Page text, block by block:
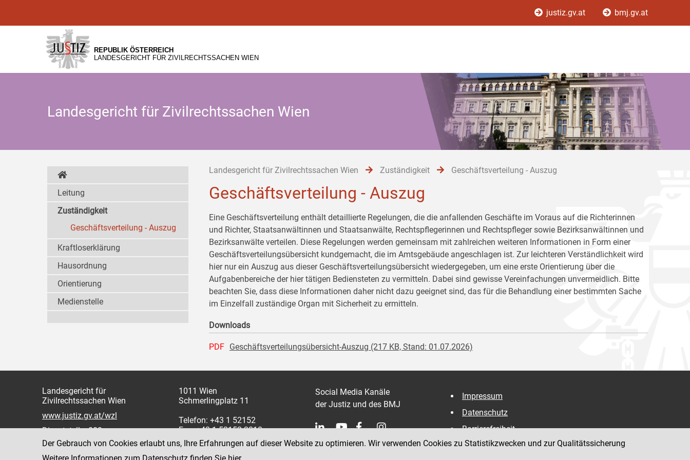
[1]
[2]
[3]
justiz.gv.at bmj.gv.at
REPUBLIK ÖSTERREICH
LANDESGERICHT FÜR ZIVILRECHTSSACHEN WIEN
Landesgericht für Zivilrechtssachen Wien
Landesgericht für Zivilrechtssachen Wien Zuständigkeit Geschäftsverteilung - Auszug
Geschäftsverteilung - Auszug
Eine Geschäftsverteilung enthält detaillierte Regelungen, die die anfallenden Geschäfte im Voraus auf die Richterinnen
und Richter, Staatsanwältinnen und Staatsanwälte, Rechtspflegerinnen und Rechtspfleger sowie Bezirksanwältinnen und
Bezirksanwälte verteilen. Diese Regelungen werden gemeinsam mit zahlreichen weiteren Informationen in Form einer
Geschäftsverteilungsübersicht kundgemacht, die im Amtsgebäude angeschlagen ist. Zur leichteren Verständlichkeit wird
hier nur ein Auszug aus dieser Geschäftsverteilungsübersicht wiedergegeben, um eine erste Orientierung über die
Aufgabenbereiche der hier tätigen Bediensteten zu vermitteln. Dabei sind gewisse Vereinfachungen unvermeidlich. Bitte
beachten Sie, dass diese Informationen daher nicht dazu geeignet sind, das für die Behandlung einer bestimmten Sache
im Einzelfall zuständige Organ mit Sicherheit zu ermitteln.
Downloads
PDF Geschäftsverteilungsübersicht-Auszug (217 KB, Stand: 01.07.2026)
Leitung
Zuständigkeit
Geschäftsverteilung - Auszug
Kraftloserklärung
Hausordnung
Orientierung
Medienstelle
Landesgericht für
Zivilrechtssachen Wien
www.justiz.gv.at/wzl
Dienststelle: 003
1011 Wien
Schmerlingplatz 11
Telefon: +43 1 52152
Fax: +43 1 52152 3810
Social Media Kanäle
der Justiz und des BMJ
Impressum
Datenschutz
Barrierefreiheit
Hinweisgeber:innenplattform (für Mitarbeiter:innen)
Der Gebrauch von Cookies erlaubt uns, Ihre Erfahrungen auf dieser Website zu optimieren. Wir verwenden Cookies zu Statistikzwecken und zur Qualitätssicherung